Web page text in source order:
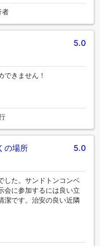
者
5.0
できません！
の場所 5.0
した。サンドトンコンベ
会に参加するには良い立
潔です。治安の良い近隣